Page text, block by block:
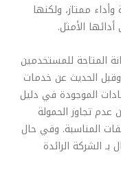
ممتاز، ولكنها
الأمثل.
المتاحة للمستخدمين
الحديث عن خدمات
الموجودة في دليل
عدم تجاوز الحمولة
المناسبة. وفي حال
الشركة الرائدة